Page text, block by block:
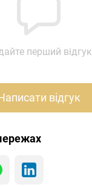
перший відгук
відгук